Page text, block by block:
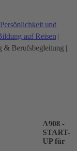
Persönlichkeit und
auf Reisen |
& Berufsbegleitung |
A908 -
START-
UP für